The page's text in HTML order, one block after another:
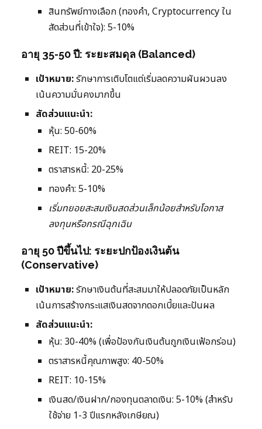
สินทรัพย์ทางเลือก (ทองคำ, Cryptocurrency ใน
สัดส่วนที่เข้าใจ): 5-10%
อายุ 35-50 ปี: ระยะสมดุล (Balanced)
เป้าหมาย:รักษาการเติบโตแต่เริ่มลดความผันผวนลง
เน้นความมั่นคงมากขึ้น
สัดส่วนแนะนำ:
หุ้น: 50-60%
REIT: 15-20%
ตราสารหนี้: 20-25%
ทองคำ: 5-10%
เริ่มทยอยสะสมเงินสดส่วนเล็กน้อยสำหรับโอกาส
ลงทุนหรือกรณีฉุกเฉิน
อายุ 50 ปีขึ้นไป: ระยะปกป้องเงินต้น
(Conservative)
เป้าหมาย:รักษาเงินต้นที่สะสมมาให้ปลอดภัยเป็นหลัก
เน้นการสร้างกระแสเงินสดจากดอกเบี้ยและปันผล
สัดส่วนแนะนำ:
หุ้น: 30-40% (เพื่อป้องกันเงินต้นถูกเงินเฟ้อกร่อน)
ตราสารหนี้คุณภาพสูง: 40-50%
REIT: 10-15%
เงินสด/เงินฝาก/กองทุนตลาดเงิน: 5-10% (สำหรับ
ใช้จ่าย 1-3 ปีแรกหลังเกษียณ)